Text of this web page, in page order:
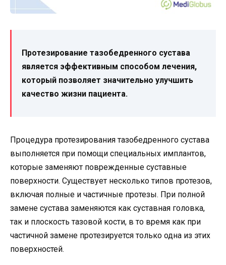
Протезирование тазобедренного сустава
является эффективным способом лечения,
который позволяет значительно улучшить
качество жизни пациента.
Процедура протезирования тазобедренного сустава
выполняется при помощи специальных имплантов,
которые заменяют поврежденные суставные
поверхности. Существует несколько типов протезов,
включая полные и частичные протезы. При полной
замене сустава заменяются как суставная головка,
так и плоскость тазовой кости, в то время как при
частичной замене протезируется только одна из этих
поверхностей.